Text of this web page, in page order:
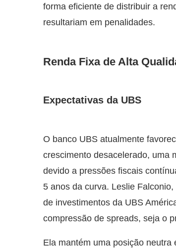
forma eficiente de distribuir a
resultariam em penalidades.
Renda Fixa de Alta
Expectativas da UBS
O banco UBS atualmente
crescimento desacelerado, uma
devido a pressões fiscais
5 anos da curva. Leslie
de investimentos da UBS
compressão de spreads, seja o
Ela mantém uma posição